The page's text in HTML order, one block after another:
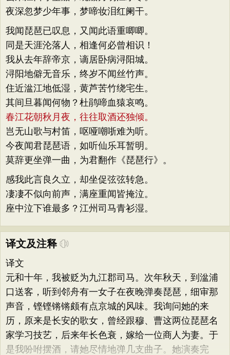
夜深忽梦少年事，梦啼妆泪红阑干。
我闻琵琶已叹息，又闻此语重唧唧。
同是天涯沦落人，相逢何必曾相识！
我从去年辞帝京，谪居卧病浔阳城。
浔阳地僻无音乐，终岁不闻丝竹声。
住近湓江地低湿，黄芦苦竹绕宅生。
其间旦暮闻何物？杜鹃啼血猿哀鸣。
春江花朝秋月夜，往往取酒还独倾。
岂无山歌与村笛，呕哑嘲哳难为听。
今夜闻君琵琶语，如听仙乐耳暂明。
莫辞更坐弹一曲，为君翻作《琵琶行》。
感我此言良久立，却坐促弦弦转急。
凄凄不似向前声，满座重闻皆掩泣。
座中泣下谁最多？江州司马青衫湿。
译文及注释
译文
元和十年，我被贬为九江郡司马。次年秋天，到湓浦
口送客，听到邻舟有一女子在夜晚弹奏琵琶，细审那
声音，铿铿锵锵颇有点京城的风味。我询问她的来
历，原来是长安的歌女，曾经跟穆、曹这两位琵琶名
家学习技艺，后来年长色衰，嫁给一位商人为妻。于
是我吩咐摆酒，请她尽情地弹几支曲子。她演奏完